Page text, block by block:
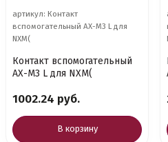
артикул: Контакт
вспомогательный AX-M3 L для
NXM(
Контакт вспомогательный
AX-M3 L для NXM(
1002.24 руб.
В корзину